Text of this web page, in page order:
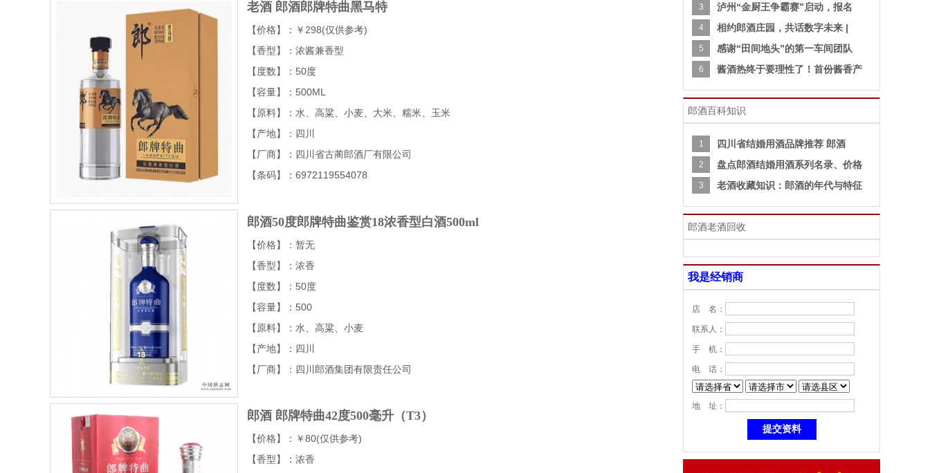
老酒 郎酒郎牌特曲黑马特
【价格】：￥298(仅供参考)
【香型】：浓酱兼香型
【度数】：50度
【容量】：500ML
【原料】：水、高粱、小麦、大米、糯米、玉米
【产地】：四川
【厂商】：四川省古蔺郎酒厂有限公司
【条码】：6972119554078
郎酒50度郎牌特曲鉴赏18浓香型白酒500ml
【价格】：暂无
【香型】：浓香
【度数】：50度
【容量】：500
【原料】：水、高粱、小麦
【产地】：四川
【厂商】：四川郎酒集团有限责任公司
郎酒 郎牌特曲42度500毫升（T3）
【价格】：￥80(仅供参考)
【香型】：浓香
3 泸州“金厨王争霸赛”启动，报名
4 相约郎酒庄园，共话数字未来 |
5 感谢“田间地头”的第一车间团队
6 酱酒热终于要理性了！首份酱香产
郎酒百科知识
1 四川省结婚用酒品牌推荐 郎酒
2 盘点郎酒结婚用酒系列名录、价格
3 老酒收藏知识：郎酒的年代与特征
郎酒老酒回收
我是经销商
店 名：
联系人：
手 机：
电 话：
地 址：